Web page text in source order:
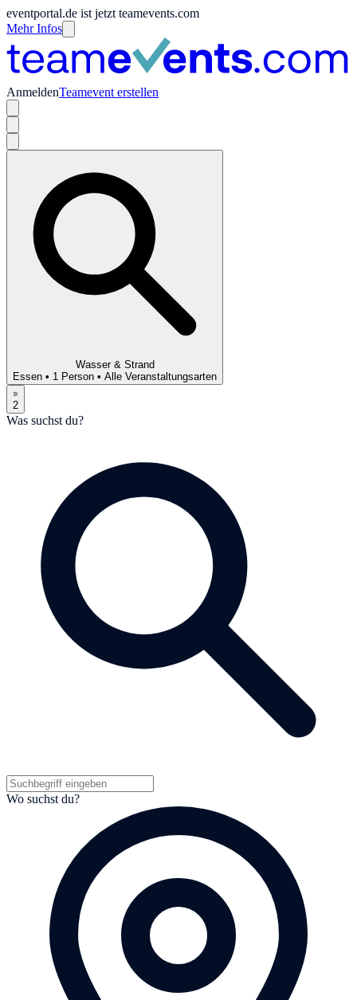
eventportal.de ist jetzt teamevents.com
Mehr Infos
AnmeldenTeamevent erstellen
Wasser & Strand
Essen • 1 Person • Alle Veranstaltungsarten
2
Was suchst du?
Wo suchst du?